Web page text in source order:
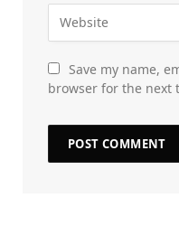
Save my name,
browser for the next